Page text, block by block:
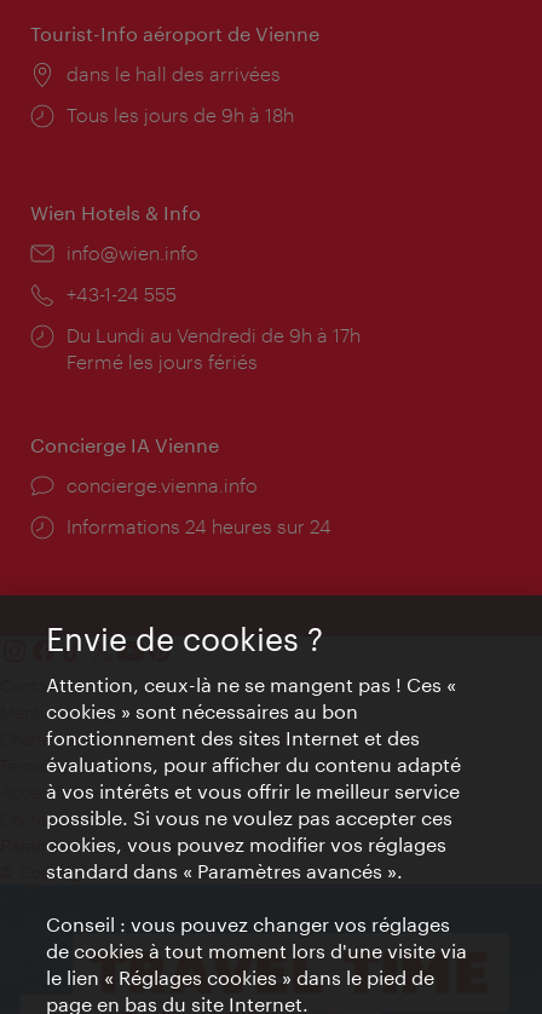
Tourist-Info aéroport de Vienne
Lieu:
dans le hall des arrivées
Horaires
Tous les jours de 9h à 18h
Wien Hotels & Info
E-
info@wien.info
Téléphone:
+43-1-24 555
Horaires
d'ouverture:
Du Lundi au Vendredi de 9h à 17h
Fermé les jours fériés
Concierge IA Vienne
Ort:
concierge.vienna.info
Öffnungszeiten:
Informations 24 heures sur 24
Contact
Mentions obligatoires
Charte sur le respect de la vie privée
Terms of Use
Accessibilité
Contact presse
Paramètres de cookies
© Copyright WienTourismus
Envie de cookies ?
Attention, ceux-là ne se mangent pas ! Ces «
cookies » sont nécessaires au bon
fonctionnement des sites Internet et des
évaluations, pour afficher du contenu adapté
à vos intérêts et vous offrir le meilleur service
possible. Si vous ne voulez pas accepter ces
cookies, vous pouvez modifier vos réglages
standard dans « Paramètres avancés ».
Conseil : vous pouvez changer vos réglages
de cookies à tout moment lors d'une visite via
le lien « Réglages cookies » dans le pied de
page en bas du site Internet.